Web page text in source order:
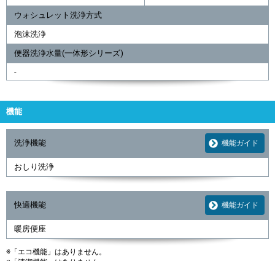
ウォシュレット洗浄方式
泡沫洗浄
便器洗浄水量(一体形シリーズ)
-
機能
洗浄機能 機能ガイド
おしり洗浄
快適機能 機能ガイド
暖房便座
※「エコ機能」はありません。